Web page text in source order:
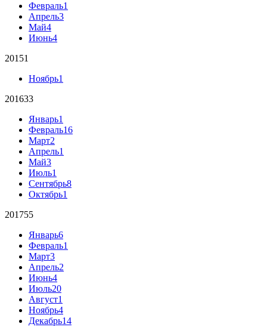
Февраль1
Апрель3
Май4
Июнь4
20151
Ноябрь1
201633
Январь1
Февраль16
Март2
Апрель1
Май3
Июль1
Сентябрь8
Октябрь1
201755
Январь6
Февраль1
Март3
Апрель2
Июнь4
Июль20
Август1
Ноябрь4
Декабрь14